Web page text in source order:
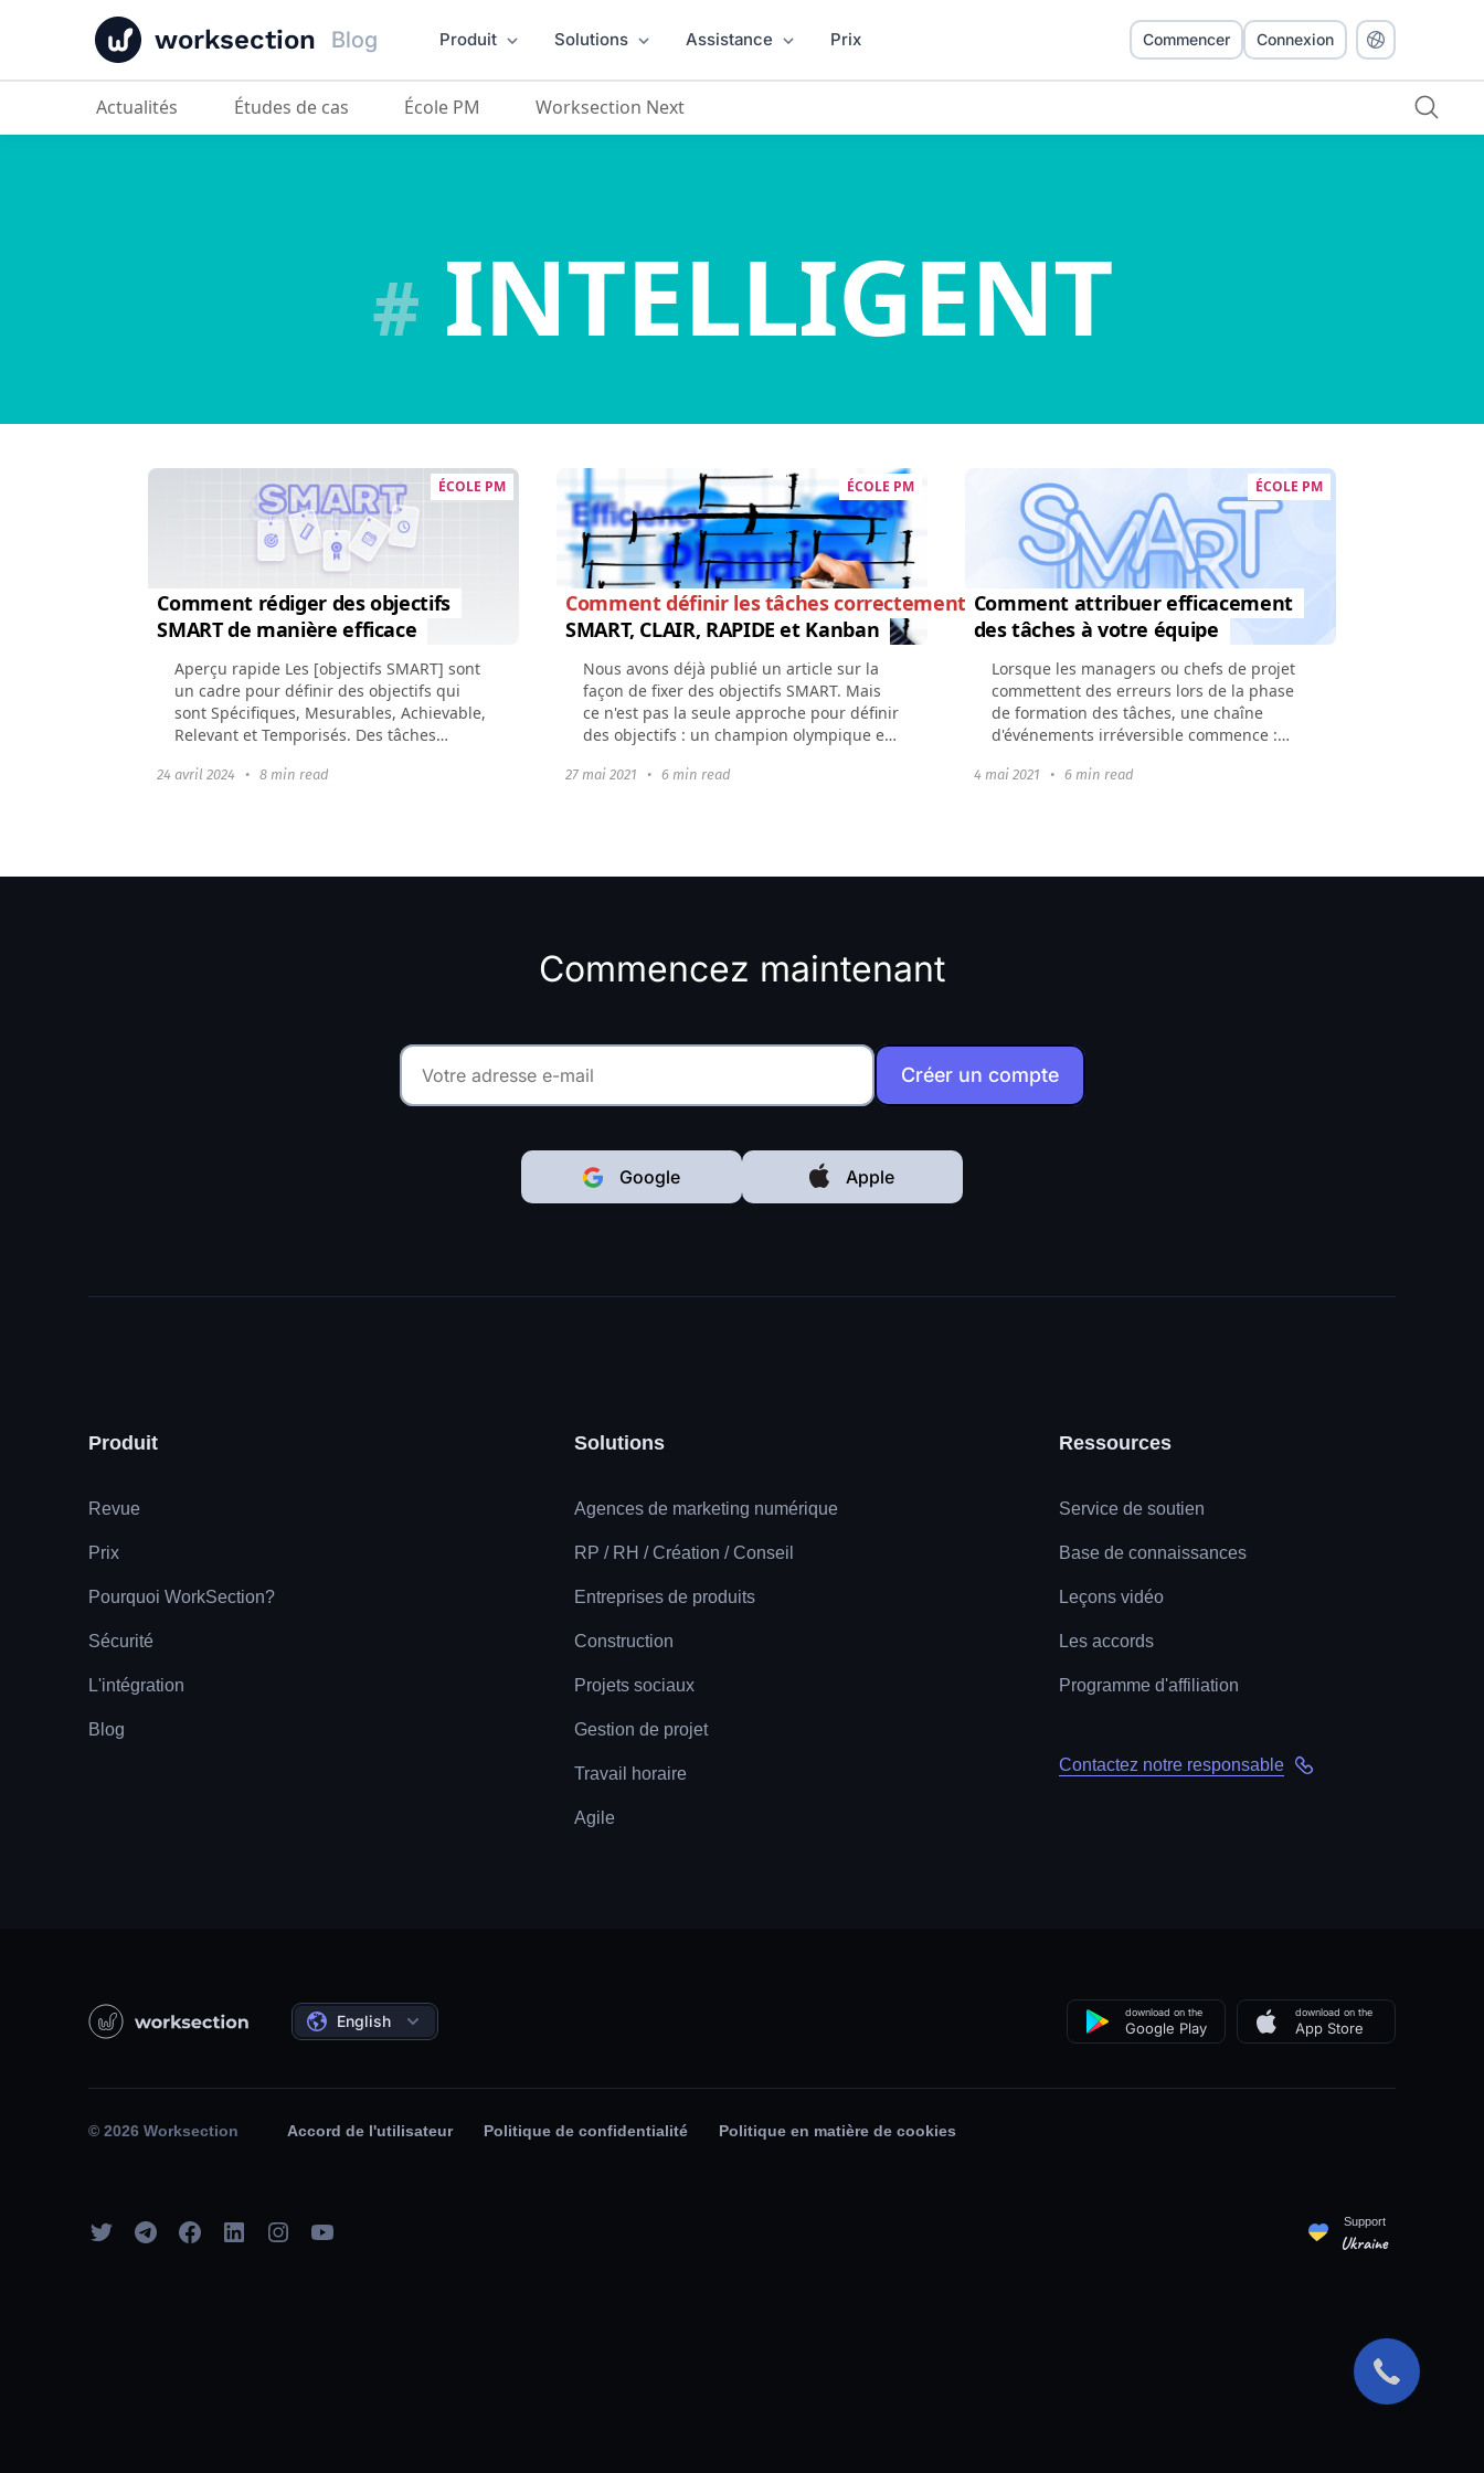
worksection Blog Produit Solutions Assistance Prix Commencer Connexion
Actualités Études de cas École PM Worksection Next
#INTELLIGENT
ÉCOLE PM
Comment rédiger des objectifs
SMART de manière efficace
Aperçu rapide Les [objectifs SMART] sont
un cadre pour définir des objectifs qui
sont Spécifiques, Mesurables, Achievable,
Relevant et Temporisés. Des tâches
24 avril 2024 •8 min read
ÉCOLE PM
Comment définir les tâches correctement :
SMART, CLAIR, RAPIDE et Kanban
Nous avons déjà publié un article sur la
façon de fixer des objectifs SMART. Mais
ce n'est pas la seule approche pour définir
des objectifs : un champion olympique et
27 mai 2021 • 6 min read
ÉCOLE PM
Comment attribuer efficacement
des tâches à votre équipe
Lorsque les managers ou chefs de projet
commettent des erreurs lors de la phase
de formation des tâches, une chaîne
d'événements irréversible commence :
comprennent...
4 mai 2021 • 6 min read
Commencez maintenant
Créer un compte
Google Apple
Produit
Revue
Prix
Pourquoi WorkSection?
Sécurité
L'intégration
Blog
Solutions
Agences de marketing numérique
RP / RH / Création / Conseil
Entreprises de produits
Construction
Projets sociaux
Gestion de projet
Travail horaire
Agile
Ressources
Service de soutien
Base de connaissances
Leçons vidéo
Les accords
Programme d'affiliation
Contactez notre responsable
English download on the
Google Play
download on the
App Store
© 2026 Worksection Accord de l'utilisateur Politique de confidentialité Politique en matière de cookies
Support
Ukraine